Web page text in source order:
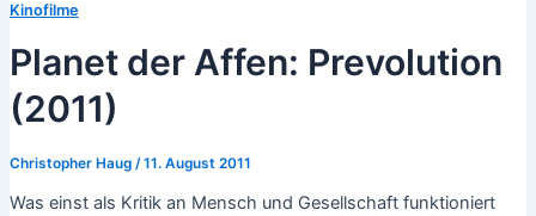
Kinofilme
Planet der Affen: Prevolution
(2011)
Christopher Haug /11. August 2011
Was einst als Kritik an Mensch und Gesellschaft funktioniert